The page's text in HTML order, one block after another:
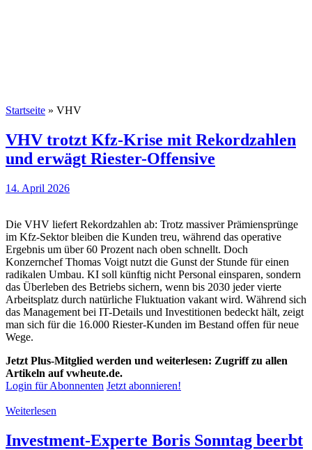
Startseite » VHV
VHV trotzt Kfz-Krise mit Rekordzahlen
und erwägt Riester-Offensive
14. April 2026
Die VHV liefert Rekordzahlen ab: Trotz massiver Prämiensprünge
im Kfz-Sektor bleiben die Kunden treu, während das operative
Ergebnis um über 60 Prozent nach oben schnellt. Doch
Konzernchef Thomas Voigt nutzt die Gunst der Stunde für einen
radikalen Umbau. KI soll künftig nicht Personal einsparen, sondern
das Überleben des Betriebs sichern, wenn bis 2030 jeder vierte
Arbeitsplatz durch natürliche Fluktuation vakant wird. Während sich
das Management bei IT-Details und Investitionen bedeckt hält, zeigt
man sich für die 16.000 Riester-Kunden im Bestand offen für neue
Wege.
Jetzt Plus-Mitglied werden und weiterlesen: Zugriff zu allen
Artikeln auf vwheute.de.
Login für Abonnenten Jetzt abonnieren!
Weiterlesen
Investment-Experte Boris Sonntag beerbt